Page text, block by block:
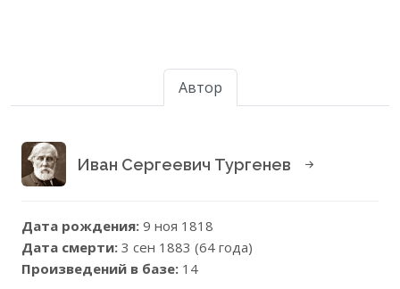
Автор
Иван Сергеевич Тургенев
Дата рождения: 9 ноя 1818
Дата смерти: 3 сен 1883 (64 года)
Произведений в базе: 14